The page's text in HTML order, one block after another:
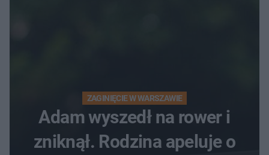
ZAGINIĘCIE W WARSZAWIE
Adam wyszedł na rower i
zniknął. Rodzina apeluje o